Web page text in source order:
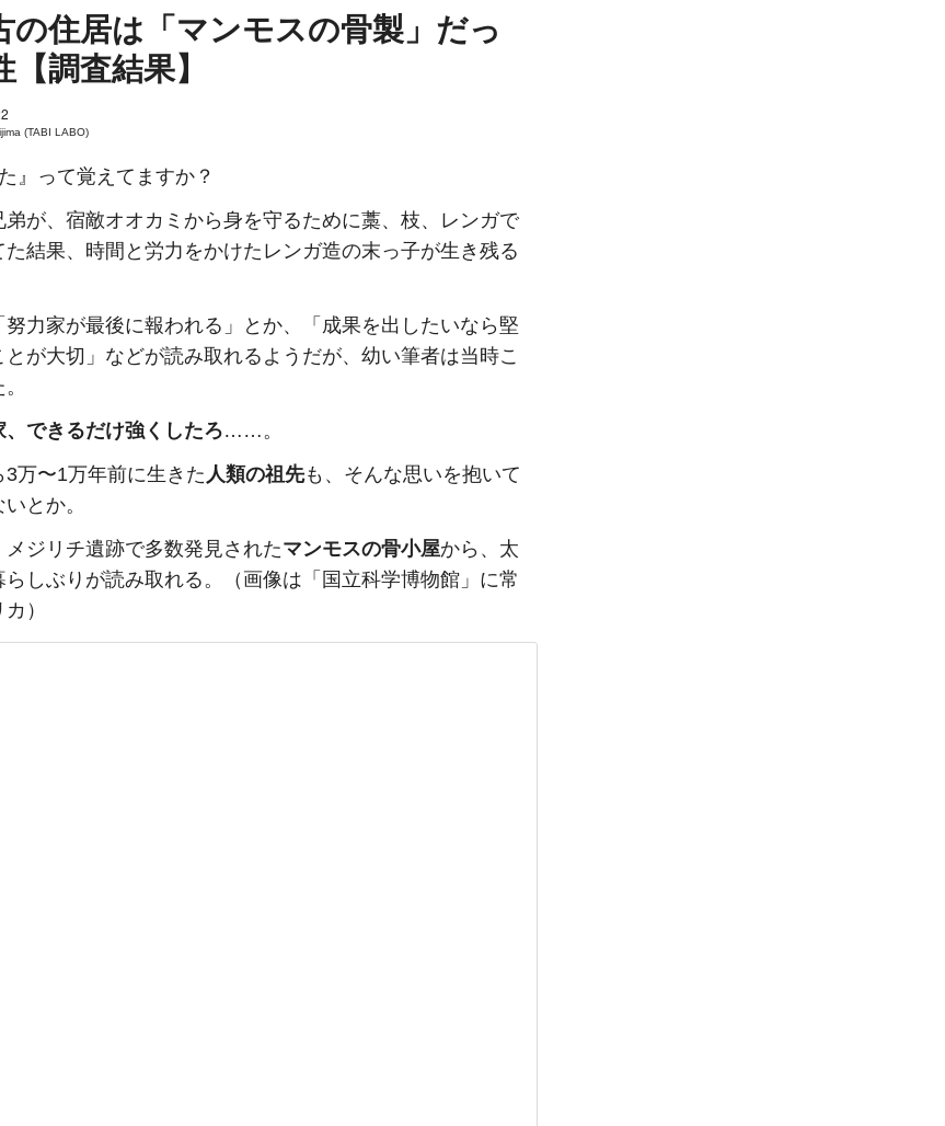
の住居は「マンモスの骨製」だっ
【調査結果】
(TABI LABO)
』って覚えてますか？
弟が、宿敵オオカミから身を守るために藁、枝、レンガで
た結果、時間と労力をかけたレンガ造の末っ子が生き残る
努力家が最後に報われる」とか、「成果を出したいなら堅
が大切」などが読み取れるようだが、幼い筆者は当時こ
できるだけ強くしたろ……。
3万〜1万年前に生きた 人類の祖先も、そんな思いを抱いて
とか。
メジリチ遺跡で多数発見されたマンモスの骨小屋から、太
しぶりが読み取れる。（画像は「国立科学博物館」に常
）